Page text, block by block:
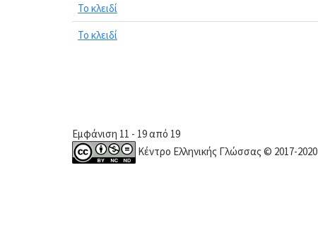
Το κλειδί
Το κλειδί
Εμφάνιση 11 - 19 από 19
Κέντρο Ελληνικής Γλώσσας © 2017-2020